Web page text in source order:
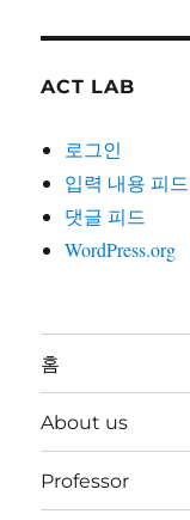
ACT LAB
로그인
입력 내용 피드
댓글 피드
WordPress.org
홈
About us
Professor